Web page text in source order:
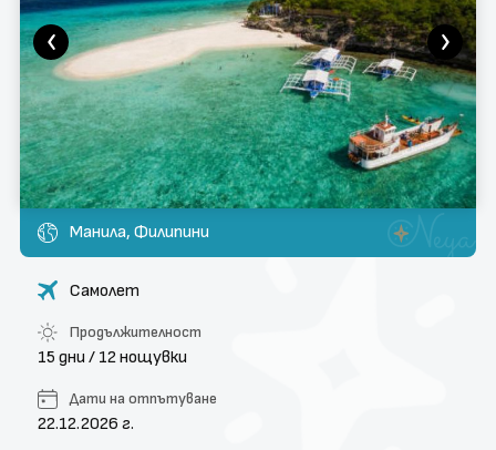
Запитване
Манила, Филипини
Самолет
Продължителност
15 дни / 12 нощувки
Дати на отпътуване
22.12.2026 г.